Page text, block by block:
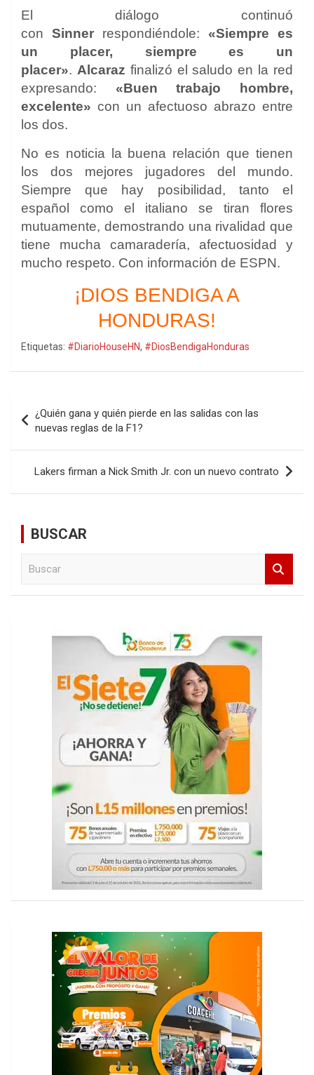
El diálogo continuó
con Sinner respondiéndole: «Siempre es
un placer, siempre es un
placer». Alcaraz finalizó el saludo en la red
expresando: «Buen trabajo hombre,
excelente» con un afectuoso abrazo entre
los dos.
No es noticia la buena relación que tienen
los dos mejores jugadores del mundo.
Siempre que hay posibilidad, tanto el
español como el italiano se tiran flores
mutuamente, demostrando una rivalidad que
tiene mucha camaradería, afectuosidad y
mucho respeto. Con información de ESPN.
¡DIOS BENDIGA A
HONDURAS!
Etiquetas: #DiarioHouseHN, #DiosBendigaHonduras
de
entradas
¿Quién gana y quién pierde en las salidas con las
nuevas reglas de la F1?
Lakers firman a Nick Smith Jr. con un nuevo contrato
BUSCAR